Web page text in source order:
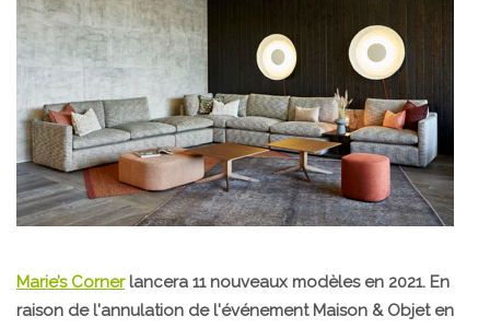
Marie’s Cornerlancera 11 nouveaux modèles en 2021. En
raison de l'annulation de l'événement Maison & Objet en